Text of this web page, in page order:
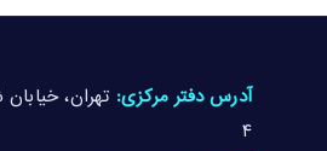
آدرس دفتر مرکزی:
۴